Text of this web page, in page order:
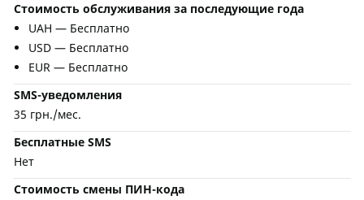
Стоимость обслуживания за последующие года
UAH — Бесплатно
USD — Бесплатно
EUR — Бесплатно
SMS-уведомления
35 грн./мес.
Бесплатные SMS
Нет
Стоимость смены ПИН-кода